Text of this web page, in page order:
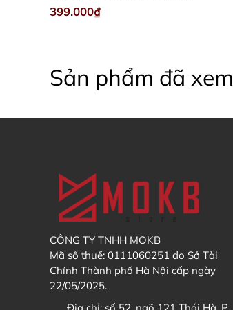
399.000₫
Sản phẩm đã xem
CÔNG TY TNHH MOKB
Mã số thuế: 0111060251 do Sở Tài
Chính Thành phố Hà Nội cấp ngày
22/05/2025.